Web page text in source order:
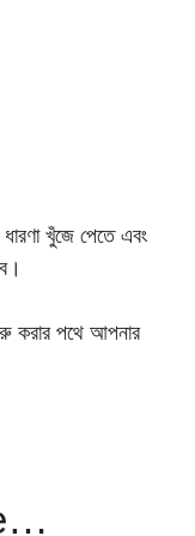
খুঁজে পেতে এবং
করার পথে আপনার